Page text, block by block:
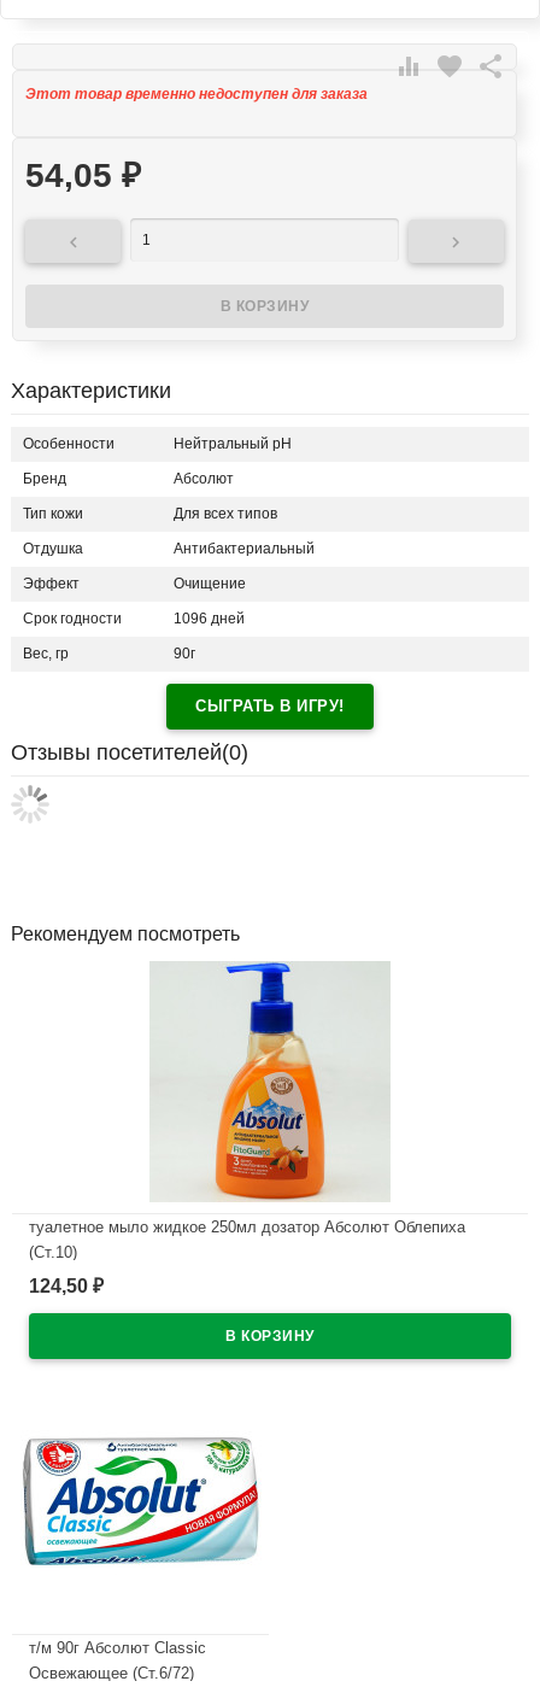
 favorite 
Этот товар временно недоступен для заказа
54,05 ₽
 
Характеристики
Особенности Нейтральный рН
Бренд Абсолют
Тип кожи Для всех типов
Отдушка Антибактериальный
Эффект Очищение
Срок годности 1096 дней
Вес, гр 90г
СЫГРАТЬ В ИГРУ!
Отзывы посетителей(0)
Рекомендуем посмотреть
туалетное мыло жидкое 250мл дозатор Абсолют Облепиха
(Ст.10)
В наличии
124,50 ₽
т/м 90г Абсолют Classic
Освежающее (Ст.6/72)